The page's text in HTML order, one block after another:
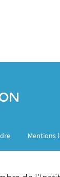
Mentions